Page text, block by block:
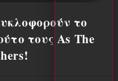
το
τους As The